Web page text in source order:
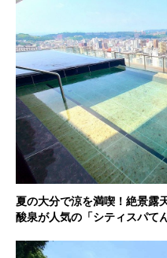
夏の大分で涼を満喫！絶景露
酸泉が人気の「シティスパて